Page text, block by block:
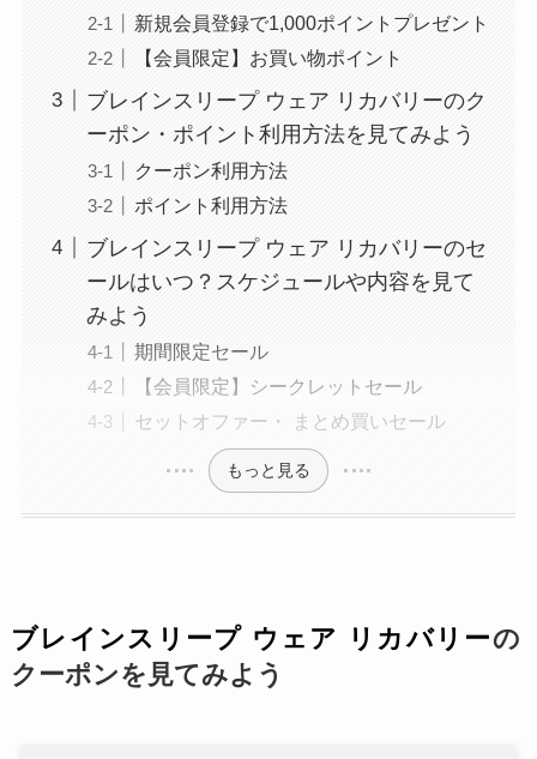
新規会員登録で1,000ポイントプレゼント
【会員限定】お買い物ポイント
ブレインスリープ ウェア リカバリーのク
ーポン・ポイント利用方法を見てみよう
クーポン利用方法
ポイント利用方法
ブレインスリープ ウェア リカバリーのセ
ールはいつ？スケジュールや内容を見て
みよう
期間限定セール
【会員限定】シークレットセール
セットオファー・ まとめ買いセール
もっと見る
ブレインスリープ ウェア リカバリーの
クーポンを見てみよう